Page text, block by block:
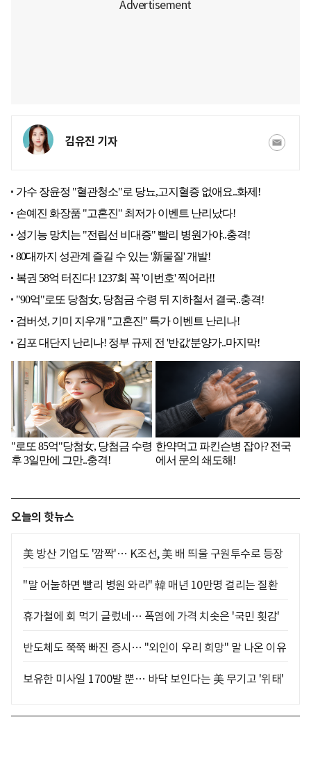
김유진 기자
오늘의 핫뉴스
美 방산 기업도 '깜짝'… K조선, 美 배 띄울 구원투수로 등장
"말 어눌하면 빨리 병원 와라" 韓 매년 10만명 걸리는 질환
휴가철에 회 먹기 글렀네… 폭염에 가격 치솟은 '국민 횟감'
반도체도 쭉쭉 빠진 증시… "외인이 우리 희망" 말 나온 이유
보유한 미사일 1700발 뿐… 바닥 보인다는 美 무기고 '위태'